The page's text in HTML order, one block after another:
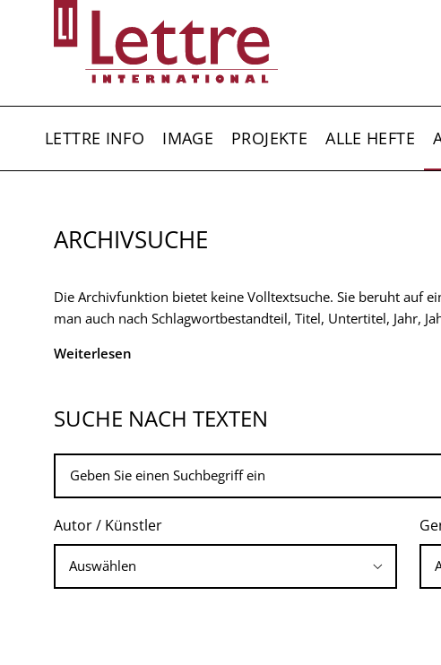
LETTRE INFO IMAGE PROJEKTE ALLE HEFTE
ARCHIVSUCHE
Die Archivfunktion bietet keine Volltextsuche. Sie beruht auf
man auch nach Schlagwortbestandteil, Titel, Untertitel, Jahr,
Weiterlesen
SUCHE NACH TEXTEN
Autor / Künstler